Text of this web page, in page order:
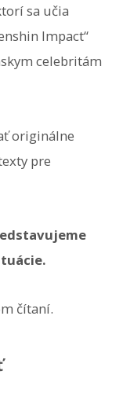
sa učia
Impact“
celebritám
originálne
pre
čítaní.